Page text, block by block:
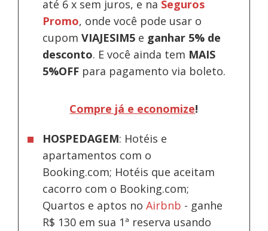
até 6 x sem juros, e na Seguros
Promo, onde você pode usar o
cupomVIAJESIM5 e ganhar 5% de
desconto. E você ainda tem MAIS
5%OFF para pagamento via boleto.
Compre já e economize!
HOSPEDAGEM: Hotéis e
apartamentos com o
Booking.com; Hotéis que aceitam
cacorro com o Booking.com;
Quartos e aptos noAirbnb - ganhe
R$ 130 em sua 1ª reserva usando